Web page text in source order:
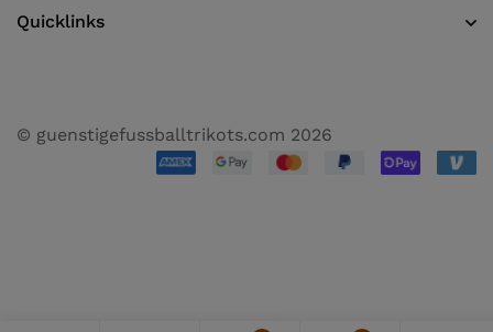
Quicklinks
© guenstigefussballtrikots.com 2026